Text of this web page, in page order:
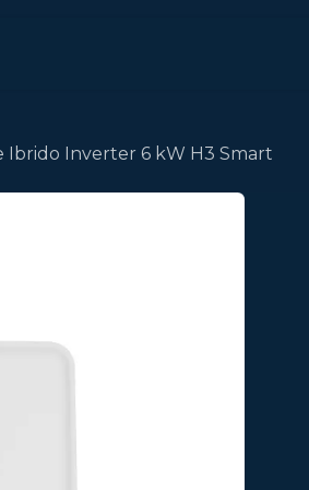
Ibrido Inverter 6 kW H3 Smart